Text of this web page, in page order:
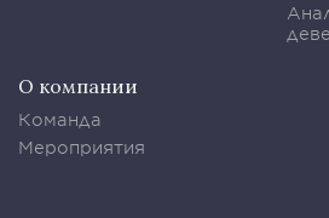
О компании
Команда
Мероприятия